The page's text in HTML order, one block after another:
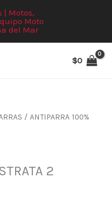
$0
/ ANTIPARRA 100%
2